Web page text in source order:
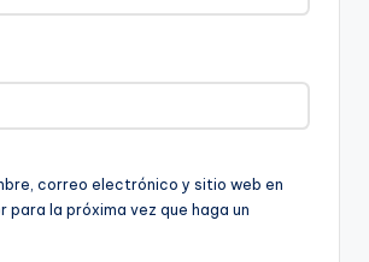
correo electrónico y sitio web en
para la próxima vez que haga un